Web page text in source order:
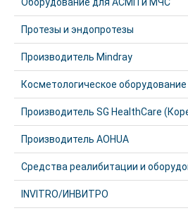
Протезы и эндопротезы
Производитель Mindray
Косметологическое оборудование
Производитель SG HealthCare
Производитель AOHUA
Средства реалибитации и
INVITRO/ИНВИТРО